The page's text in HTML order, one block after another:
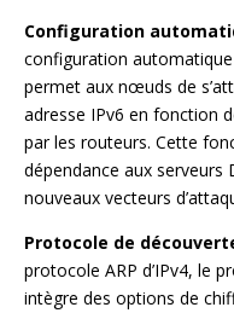
Configuration
configuration automatique
permet aux nœuds de
adresse IPv6 en fonction
par les routeurs. Cette
dépendance aux serveurs
nouveaux vecteurs
Protocole de
protocole ARP d’IPv4, le
intègre des options de